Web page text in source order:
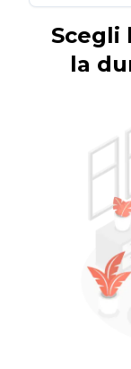
Scegli
la